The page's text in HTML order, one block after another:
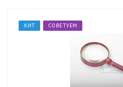
ХИТ СОВЕТУЕМ